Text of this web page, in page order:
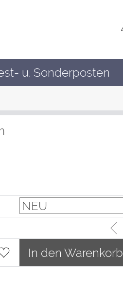
u. Sonderposten
In den Warenkorb